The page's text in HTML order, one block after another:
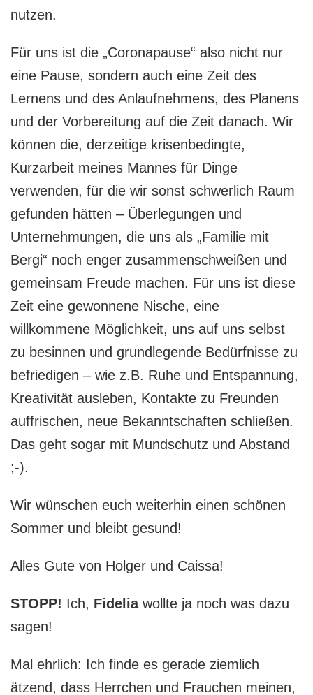
nutzen.
Für uns ist die „Coronapause“ also nicht nur
eine Pause, sondern auch eine Zeit des
Lernens und des Anlaufnehmens, des Planens
und der Vorbereitung auf die Zeit danach. Wir
können die, derzeitige krisenbedingte,
Kurzarbeit meines Mannes für Dinge
verwenden, für die wir sonst schwerlich Raum
gefunden hätten – Überlegungen und
Unternehmungen, die uns als „Familie mit
Bergi“ noch enger zusammenschweißen und
gemeinsam Freude machen. Für uns ist diese
Zeit eine gewonnene Nische, eine
willkommene Möglichkeit, uns auf uns selbst
zu besinnen und grundlegende Bedürfnisse zu
befriedigen – wie z.B. Ruhe und Entspannung,
Kreativität ausleben, Kontakte zu Freunden
auffrischen, neue Bekanntschaften schließen.
Das geht sogar mit Mundschutz und Abstand
;-).
Wir wünschen euch weiterhin einen schönen
Sommer und bleibt gesund!
Alles Gute von Holger und Caissa!
STOPP! Ich, Fideliawollte ja noch was dazu
sagen!
Mal ehrlich: Ich finde es gerade ziemlich
ätzend, dass Herrchen und Frauchen meinen,